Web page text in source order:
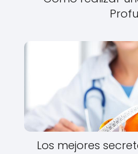
Los mejores